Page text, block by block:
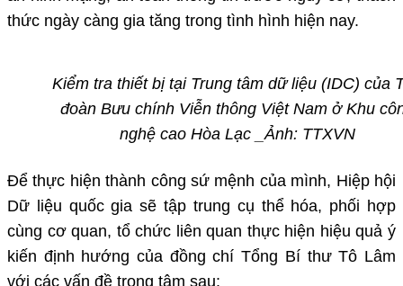
thức ngày càng gia tăng trong tình hình hiện nay.
Kiểm tra thiết bị tại Trung tâm dữ liệu (IDC) của
đoàn Bưu chính Viễn thông Việt Nam ở Khu
nghệ cao Hòa Lạc
_Ảnh: TTXVN
Để thực hiện thành công sứ mệnh của mình, Hiệp hội
Dữ liệu quốc gia sẽ tập trung cụ thể hóa, phối hợp
cùng cơ quan, tổ chức liên quan thực hiện hiệu quả ý
kiến định hướng của đồng chí Tổng Bí thư Tô Lâm
với các vấn đề trọng tâm sau: